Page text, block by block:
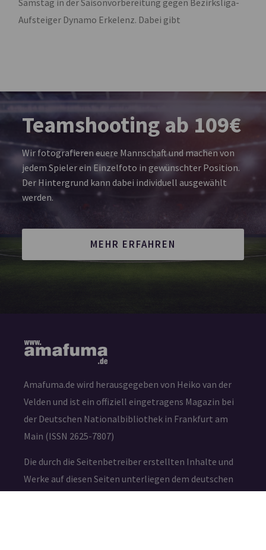
Samstag in der Saisonvorbereitung gegen Bezirksliga-
Aufsteiger Dynamo Erkelenz. Dabei gibt
Teamshooting ab 109€
Wir fotografieren euere Mannschaft und machen von
jedem Spieler ein Einzelfoto in gewünschter Position.
Der Hintergrund kann dabei individuell ausgewählt
werden.
MEHR ERFAHREN
Amafuma.de wird herausgegeben von Heiko van der
Velden und ist ein offiziell eingetragens Magazin bei
der Deutschen Nationalbibliothek in Frankfurt am
Main (ISSN 2625-7807)
Die durch die Seitenbetreiber erstellten Inhalte und
Werke auf diesen Seiten unterliegen dem deutschen